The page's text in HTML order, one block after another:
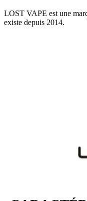
LOST VAPE est une
existe depuis 2014.